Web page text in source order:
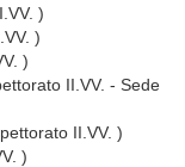
)
)
)
II.VV. - Sede
II.VV. )
)